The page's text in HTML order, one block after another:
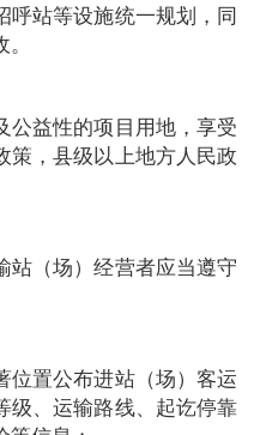
呼站等设施统一规划，同
公益性的项目用地，享受
策，县级以上地方人民政
站（场）经营者应当遵守
位置公布进站（场）客运
级、运输路线、起讫停靠